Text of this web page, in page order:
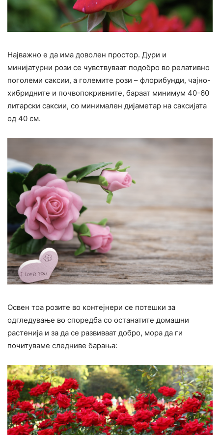
Најважно е да има доволен простор. Дури и
минијатурни рози се чувствуваат подобро во релативно
поголеми саксии, а големите рози – флорибунди, чајно-
хибридните и почвопокривните, бараат минимум 40-60
литарски саксии, со минимален дијаметар на саксијата
од 40 см.
Освен тоа розите во контејнери се потешки за
одгледување во споредба со останатите домашни
растенија и за да се развиваат добро, мора да ги
почитуваме следниве барања: